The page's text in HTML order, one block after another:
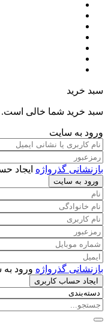
سبد خرید
سبد خرید شما خالی است.
ورود به سایت
بازنشانی گذرواژه ایجاد
ورود به سایت
بازنشانی گذرواژه ورود
ایجاد حساب کاربری